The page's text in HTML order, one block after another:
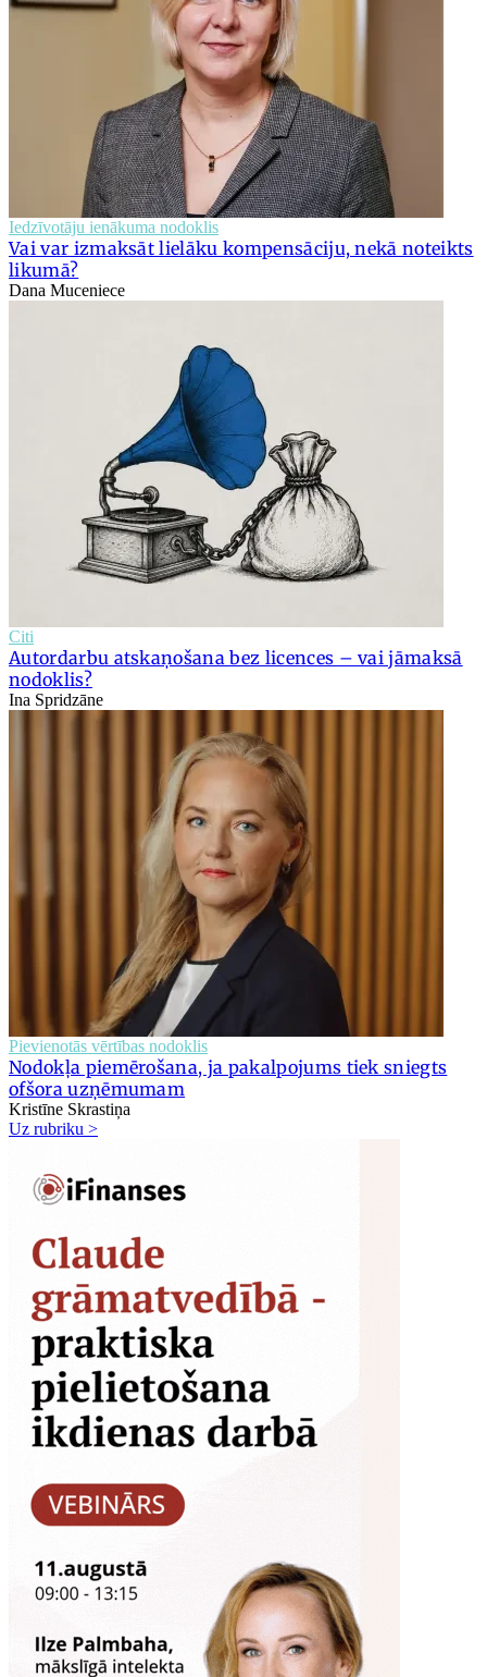
Iedzīvotāju ienākuma nodoklis
Vai var izmaksāt lielāku kompensāciju, nekā noteikts
likumā?
Dana Muceniece
Citi
Autordarbu atskaņošana bez licences – vai jāmaksā
nodoklis?
Ina Spridzāne
Pievienotās vērtības nodoklis
Nodokļa piemērošana, ja pakalpojums tiek sniegts
ofšora uzņēmumam
Kristīne Skrastiņa
Uz rubriku >